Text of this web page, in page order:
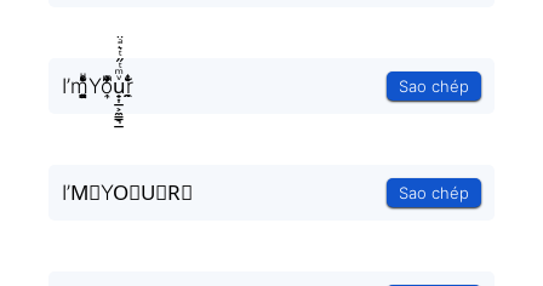
I’m̘͈̺̪͓ͩ͂̾ͪ̀̋Yo͎̜̓̇ͫ̉͊ͨ͊u̟͎̲͕̼̳͉̲ͮͫͭ̋ͭ͛ͣ̈r̼̯̤̈ͭ̃ͨ̆ Sao chép
I’M⃗YO⃗U⃗R⃗ Sao chép